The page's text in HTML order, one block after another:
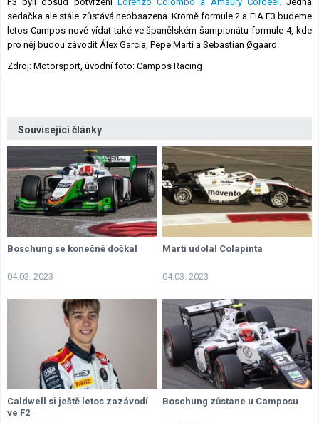
sedačka ale stále zůstává neobsazena. Kromě formule 2 a FIA F3 budeme
letos Campos nově vídat také ve španělském šampionátu formule 4, kde
pro něj budou závodit Álex García, Pepe Martí a Sebastian Øgaard.
Zdroj: Motorsport, úvodní foto: Campos Racing
Související články
Boschung se konečně dočkal
04.03. 2023
Martí udolal Colapinta
04.03. 2023
Caldwell si ještě letos zazávodí
ve F2
Boschung zůstane u Camposu